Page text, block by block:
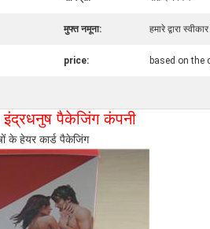
मुफ्त नमूना: हमारे द्वारा
price: based on the
इंद्रधनुष पैकेजिंग कंपनी
के हेयर कार्ड पैकेजिंग